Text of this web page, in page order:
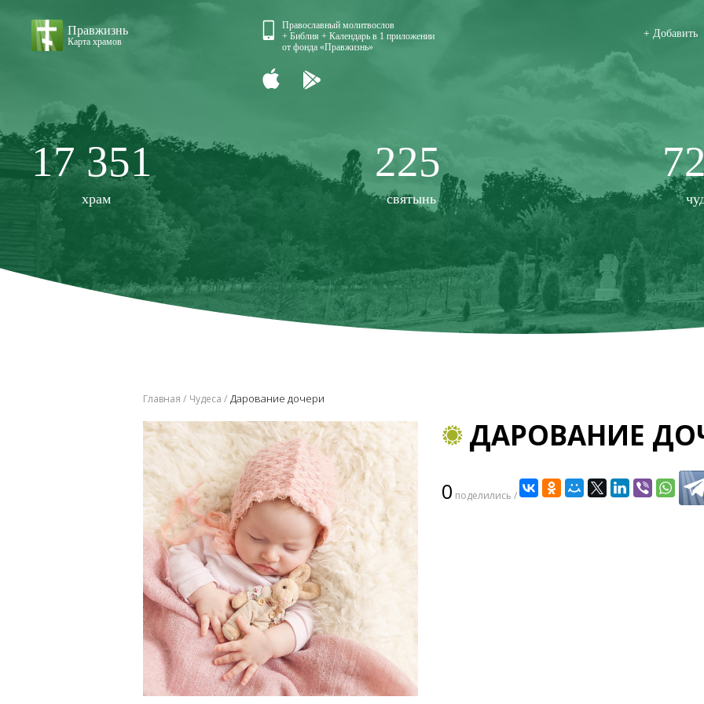
Правжизнь
Карта храмов
Православный молитвослов
+ Библия + Календарь в 1 приложении
от фонда «Правжизнь»
+ Добавить
17 351
храм
225
святынь
Главная Чудеса Дарование дочери
ДАРОВАНИЕ
0 поделились /